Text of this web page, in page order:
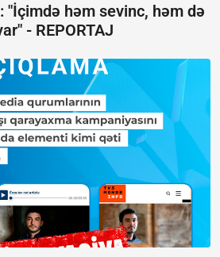
"İçimdə həm sevinc, həm də
- REPORTAJ